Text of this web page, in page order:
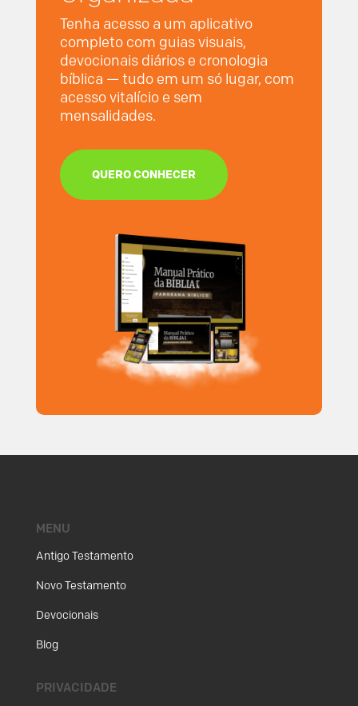
Tenha acesso a um aplicativo
completo com guias visuais,
devocionais diários e cronologia
bíblica — tudo em um só lugar, com
acesso vitalício e sem
mensalidades.
QUERO CONHECER
MENU
Antigo Testamento
Novo Testamento
Devocionais
Blog
PRIVACIDADE